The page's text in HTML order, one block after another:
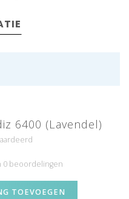
6400 (Lavendel)
0 beoordelingen
TOEVOEGEN